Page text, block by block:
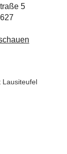
5
Lausiteufel